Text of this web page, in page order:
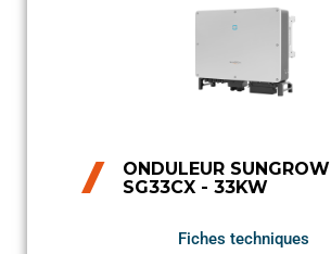
ONDULEUR SUNGROW
SG33CX - 33KW
Fiches techniques